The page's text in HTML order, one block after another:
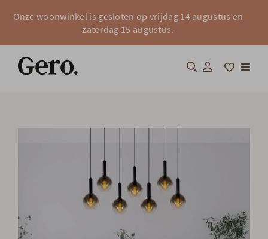
Onze woonwinkel is gesloten op vrijdag 14 augustus en
zaterdag 15 augustus.
Totaalinrichting
Professionals